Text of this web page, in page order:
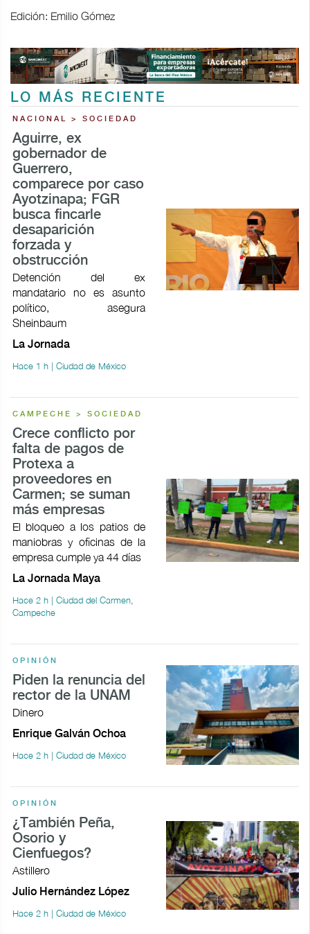
Edición: Emilio Gómez
LO MÁS RECIENTE
NACIONAL > SOCIEDAD
Aguirre, ex
gobernador de
Guerrero,
comparece por caso
Ayotzinapa; FGR
busca fincarle
desaparición
forzada y
obstrucción
Detención del ex
mandatario no es asunto
político, asegura
Sheinbaum
La Jornada
Hace 1 h | Ciudad de México
CAMPECHE > SOCIEDAD
Crece conflicto por
falta de pagos de
Protexa a
proveedores en
Carmen; se suman
más empresas
El bloqueo a los patios de
maniobras y oficinas de la
empresa cumple ya 44 días
La Jornada Maya
Hace 2 h | Ciudad del Carmen,
Campeche
OPINIÓN
Piden la renuncia del
rector de la UNAM
Dinero
Enrique Galván Ochoa
Hace 2 h | Ciudad de México
OPINIÓN
¿También Peña,
Osorio y
Cienfuegos?
Astillero
Julio Hernández López
Hace 2 h | Ciudad de México